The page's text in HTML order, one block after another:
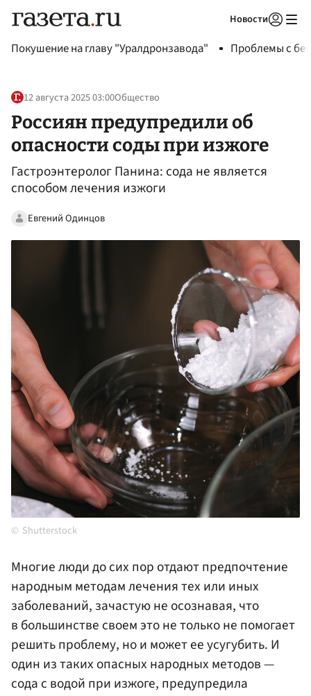
Новости
Покушение на главу "Уралдронзавода" Проблемы с
12 августа 2025 03:00Общество
Россиян предупредили об
опасности соды при изжоге
Гастроэнтеролог Панина: сода не является
способом лечения изжоги
Евгений Одинцов
Shutterstock
Многие люди до сих пор отдают предпочтение
народным методам лечения тех или иных
заболеваний, зачастую не осознавая, что
в большинстве своем это не только не помогает
решить проблему, но и может ее усугубить. И
один из таких опасных народных методов —
сода с водой при изжоге, предупредила